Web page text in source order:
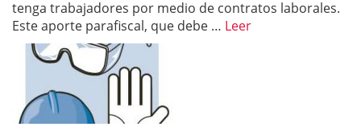
tenga trabajadores por medio de contratos laborales.
Este aporte parafiscal, que debe … Leer